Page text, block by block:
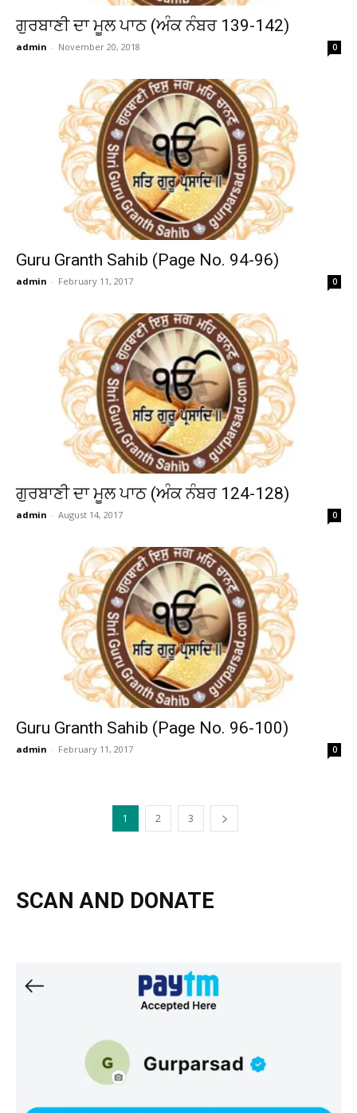
ਗੁਰਬਾਣੀ ਦਾ ਮੂਲ ਪਾਠ (ਅੰਕ ਨੰਬਰ 139-142)
admin - November 20, 2018 0
Guru Granth Sahib (Page No. 94-96)
admin - February 11, 2017 0
ਗੁਰਬਾਣੀ ਦਾ ਮੂਲ ਪਾਠ (ਅੰਕ ਨੰਬਰ 124-128)
admin - August 14, 2017 0
Guru Granth Sahib (Page No. 96-100)
admin - February 11, 2017 0
1 2 3
SCAN AND DONATE